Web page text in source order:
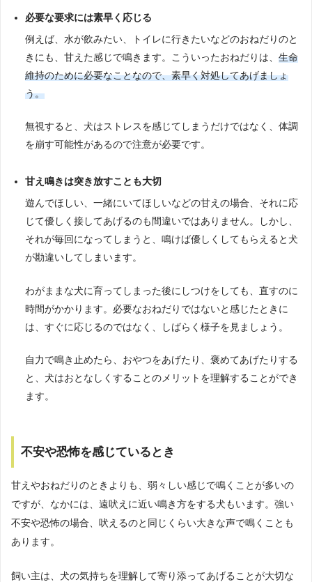
必要な要求には素早く応じる
例えば、水が飲みたい、トイレに行きたいなどのおねだりのと
きにも、甘えた感じで鳴きます。こういったおねだりは、生命
維持のために必要なことなので、素早く対処してあげましょ
う。
無視すると、犬はストレスを感じてしまうだけではなく、体調
を崩す可能性があるので注意が必要です。
甘え鳴きは突き放すことも大切
遊んでほしい、一緒にいてほしいなどの甘えの場合、それに応
じて優しく接してあげるのも間違いではありません。しかし、
それが毎回になってしまうと、鳴けば優しくしてもらえると犬
が勘違いしてしまいます。
わがままな犬に育ってしまった後にしつけをしても、直すのに
時間がかかります。必要なおねだりではないと感じたときに
は、すぐに応じるのではなく、しばらく様子を見ましょう。
自力で鳴き止めたら、おやつをあげたり、褒めてあげたりする
と、犬はおとなしくすることのメリットを理解することができ
ます。
不安や恐怖を感じているとき
甘えやおねだりのときよりも、弱々しい感じで鳴くことが多いの
ですが、なかには、遠吠えに近い鳴き方をする犬もいます。強い
不安や恐怖の場合、吠えるのと同じくらい大きな声で鳴くことも
あります。
飼い主は、犬の気持ちを理解して寄り添ってあげることが大切な